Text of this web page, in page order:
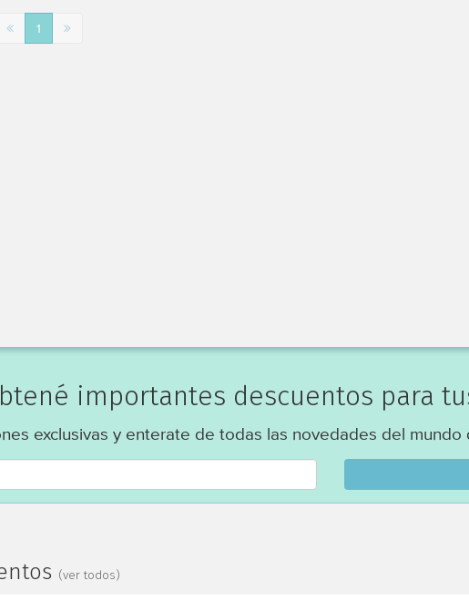
1
importantes descuentos para
exclusivas y enterate de todas las novedades del
(ver todos)